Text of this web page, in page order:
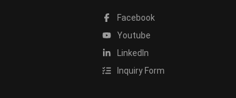
Facebook
Youtube
LinkedIn
Inquiry Form